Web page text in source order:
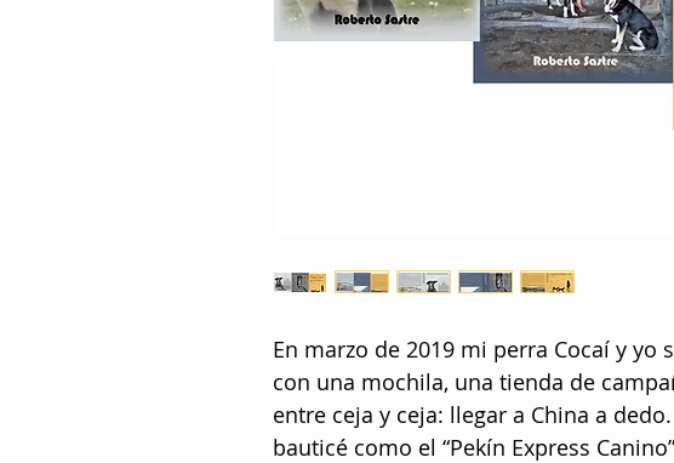
En marzo de 2019 mi perra Cocaí y yo
con una mochila, una tienda de
entre ceja y ceja: llegar a China a
bauticé como el “Pekín Express